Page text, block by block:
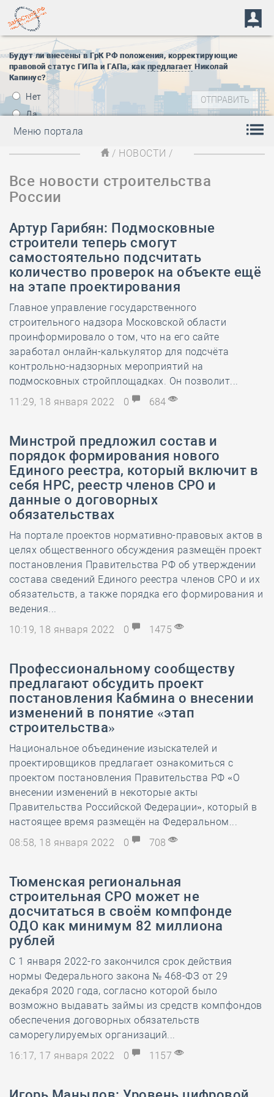
Будут ли внесены в ГрК РФ положения, корректирующие
правовой статус ГИПа и ГАПа, как предлагает Николай
Капинус?
Нет
Да
Меню портала
/ НОВОСТИ /
Все новости строительства
России
Артур Гарибян: Подмосковные
строители теперь смогут
самостоятельно подсчитать
количество проверок на объекте ещё
на этапе проектирования
Главное управление государственного
строительного надзора Московской области
проинформировало о том, что на его сайте
заработал онлайн-калькулятор для подсчёта
контрольно-надзорных мероприятий на
подмосковных стройплощадках. Он позволит...
11:29, 18 января 2022
0 684
Минстрой предложил состав и
порядок формирования нового
Единого реестра, который включит в
себя НРС, реестр членов СРО и
данные о договорных
обязательствах
На портале проектов нормативно-правовых актов в
целях общественного обсуждения размещён проект
постановления Правительства РФ об утверждении
состава сведений Единого реестра членов СРО и их
обязательств, а также порядка его формирования и
ведения...
10:19, 18 января 2022
0 1475
Профессиональному сообществу
предлагают обсудить проект
постановления Кабмина о внесении
изменений в понятие «этап
строительства»
Национальное объединение изыскателей и
проектировщиков предлагает ознакомиться с
проектом постановления Правительства РФ «О
внесении изменений в некоторые акты
Правительства Российской Федерации», который в
настоящее время размещён на Федеральном...
08:58, 18 января 2022
0 708
Тюменская региональная
строительная СРО может не
досчитаться в своём компфонде
ОДО как минимум 82 миллиона
рублей
С 1 января 2022-го закончился срок действия
нормы Федерального закона № 468-ФЗ от 29
декабря 2020 года, согласно которой было
возможно выдавать займы из средств компфондов
обеспечения договорных обязательств
саморегулируемых организаций...
16:17, 17 января 2022
0 1157